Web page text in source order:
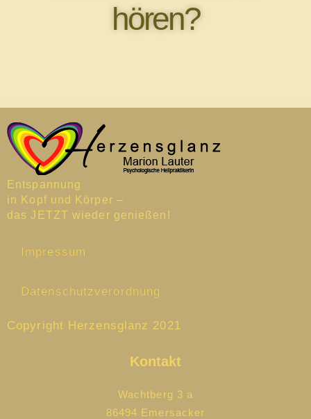
hören?
Entspannung
in Kopf und Körper –
das JETZT wieder genießen!
Impressum
Datenschutzverordnung
Copyright Herzensglanz 2021
Kontakt
Wachtberg 3 a
86494 Emersacker